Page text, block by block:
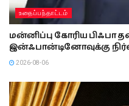
உதைப்பந்தாட்டம்
மன்னிப்பு கோரிய பிஃபா
இன்ஃபான்டினோவுக்கு
2026-08-06